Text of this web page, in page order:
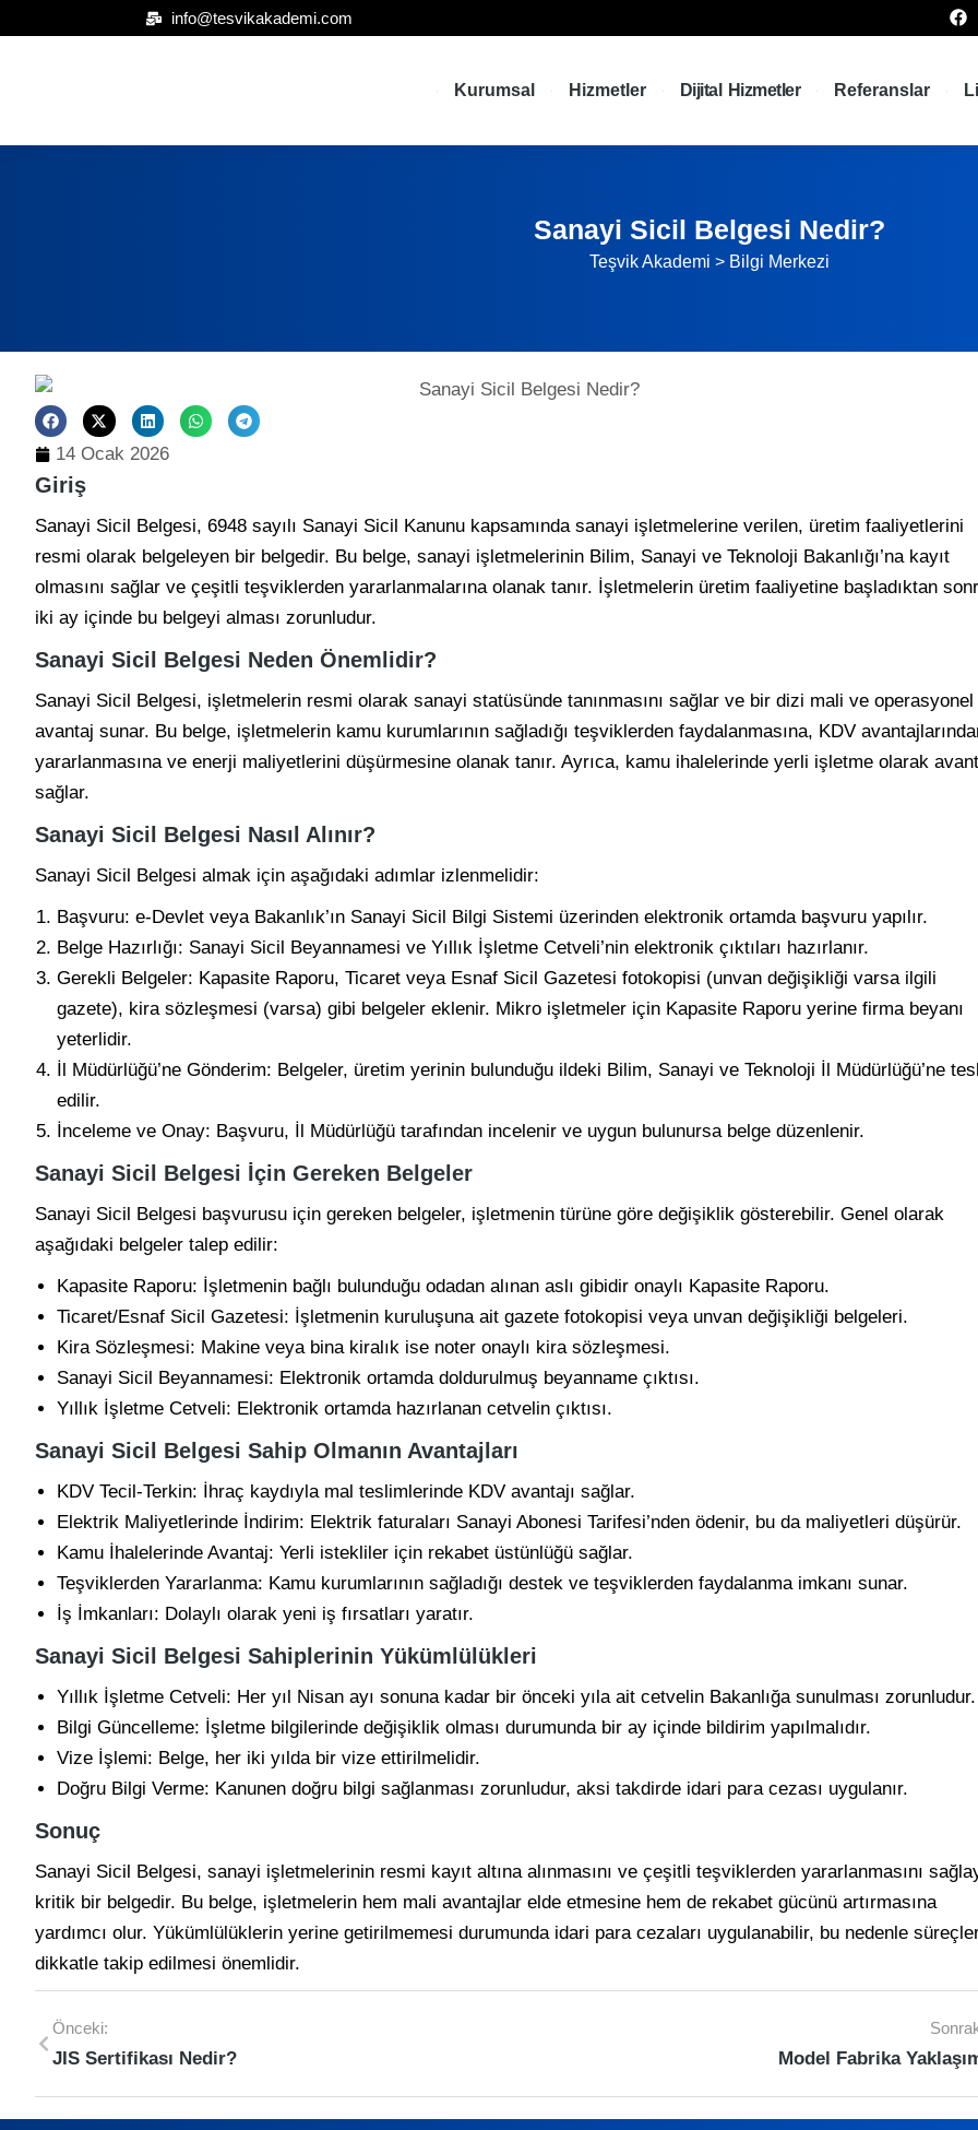
info@tesvikakademi.com
Kurumsal Hizmetler Dijital Hizmetler Referanslar
Sanayi Sicil Belgesi Nedir?
Teşvik Akademi > Bilgi Merkezi
14 Ocak 2026
Giriş
Sanayi Sicil Belgesi, 6948 sayılı Sanayi Sicil Kanunu kapsamında sanayi işletmelerine verilen, üretim faaliyetlerini
resmi olarak belgeleyen bir belgedir. Bu belge, sanayi işletmelerinin Bilim, Sanayi ve Teknoloji Bakanlığı’na kayıt
olmasını sağlar ve çeşitli teşviklerden yararlanmalarına olanak tanır. İşletmelerin üretim faaliyetine başladıktan
iki ay içinde bu belgeyi alması zorunludur.
Sanayi Sicil Belgesi Neden Önemlidir?
Sanayi Sicil Belgesi, işletmelerin resmi olarak sanayi statüsünde tanınmasını sağlar ve bir dizi mali ve operasyonel
avantaj sunar. Bu belge, işletmelerin kamu kurumlarının sağladığı teşviklerden faydalanmasına, KDV
yararlanmasına ve enerji maliyetlerini düşürmesine olanak tanır. Ayrıca, kamu ihalelerinde yerli işletme olarak
sağlar.
Sanayi Sicil Belgesi Nasıl Alınır?
Sanayi Sicil Belgesi almak için aşağıdaki adımlar izlenmelidir:
Başvuru: e-Devlet veya Bakanlık’ın Sanayi Sicil Bilgi Sistemi üzerinden elektronik ortamda başvuru yapılır.
Belge Hazırlığı: Sanayi Sicil Beyannamesi ve Yıllık İşletme Cetveli’nin elektronik çıktıları hazırlanır.
Gerekli Belgeler: Kapasite Raporu, Ticaret veya Esnaf Sicil Gazetesi fotokopisi (unvan değişikliği varsa ilgili
gazete), kira sözleşmesi (varsa) gibi belgeler eklenir. Mikro işletmeler için Kapasite Raporu yerine firma beyanı
yeterlidir.
İl Müdürlüğü’ne Gönderim: Belgeler, üretim yerinin bulunduğu ildeki Bilim, Sanayi ve Teknoloji İl Müdürlüğü’ne
edilir.
İnceleme ve Onay: Başvuru, İl Müdürlüğü tarafından incelenir ve uygun bulunursa belge düzenlenir.
Sanayi Sicil Belgesi İçin Gereken Belgeler
Sanayi Sicil Belgesi başvurusu için gereken belgeler, işletmenin türüne göre değişiklik gösterebilir. Genel olarak
aşağıdaki belgeler talep edilir:
Kapasite Raporu: İşletmenin bağlı bulunduğu odadan alınan aslı gibidir onaylı Kapasite Raporu.
Ticaret/Esnaf Sicil Gazetesi: İşletmenin kuruluşuna ait gazete fotokopisi veya unvan değişikliği belgeleri.
Kira Sözleşmesi: Makine veya bina kiralık ise noter onaylı kira sözleşmesi.
Sanayi Sicil Beyannamesi: Elektronik ortamda doldurulmuş beyanname çıktısı.
Yıllık İşletme Cetveli: Elektronik ortamda hazırlanan cetvelin çıktısı.
Sanayi Sicil Belgesi Sahip Olmanın Avantajları
KDV Tecil-Terkin: İhraç kaydıyla mal teslimlerinde KDV avantajı sağlar.
Elektrik Maliyetlerinde İndirim: Elektrik faturaları Sanayi Abonesi Tarifesi’nden ödenir, bu da maliyetleri düşürür.
Kamu İhalelerinde Avantaj: Yerli istekliler için rekabet üstünlüğü sağlar.
Teşviklerden Yararlanma: Kamu kurumlarının sağladığı destek ve teşviklerden faydalanma imkanı sunar.
İş İmkanları: Dolaylı olarak yeni iş fırsatları yaratır.
Sanayi Sicil Belgesi Sahiplerinin Yükümlülükleri
Yıllık İşletme Cetveli: Her yıl Nisan ayı sonuna kadar bir önceki yıla ait cetvelin Bakanlığa sunulması zorunludur.
Bilgi Güncelleme: İşletme bilgilerinde değişiklik olması durumunda bir ay içinde bildirim yapılmalıdır.
Vize İşlemi: Belge, her iki yılda bir vize ettirilmelidir.
Doğru Bilgi Verme: Kanunen doğru bilgi sağlanması zorunludur, aksi takdirde idari para cezası uygulanır.
Sonuç
Sanayi Sicil Belgesi, sanayi işletmelerinin resmi kayıt altına alınmasını ve çeşitli teşviklerden yararlanmasını
kritik bir belgedir. Bu belge, işletmelerin hem mali avantajlar elde etmesine hem de rekabet gücünü artırmasına
yardımcı olur. Yükümlülüklerin yerine getirilmemesi durumunda idari para cezaları uygulanabilir, bu nedenle
dikkatle takip edilmesi önemlidir.
Önceki:
JIS Sertifikası Nedir? Model Fabrika